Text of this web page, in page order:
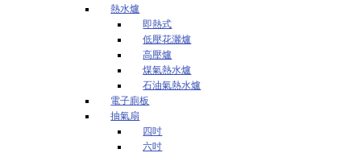
熱水爐
即熱式
低壓花灑爐
高壓爐
煤氣熱水爐
石油氣熱水爐
電子廁板
抽氣扇
四吋
六吋